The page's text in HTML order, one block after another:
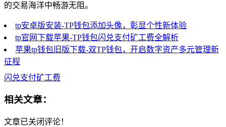
的交易海洋中畅游无阻。
tp安卓版安装-TP钱包添加头像，彰显个性新体验
tp官网下载苹果-TP钱包闪兑支付矿工费全解析
苹果tp钱包旧版下载-双TP钱包，开启数字资产多元管理新
征程
闪兑支付矿工费
相关文章：
文章已关闭评论！